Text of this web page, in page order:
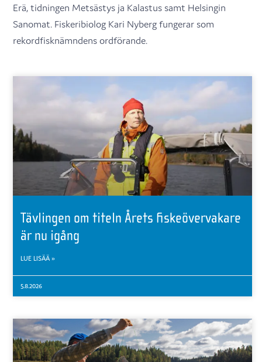
Erä, tidningen Metsästys ja Kalastus samt Helsingin
Sanomat. Fiskeribiolog Kari Nyberg fungerar som
rekordfisknämndens ordförande.
Tävlingen om titeln Årets fiskeövervakare
är nu igång
LUE LISÄÄ »
5.8.2026